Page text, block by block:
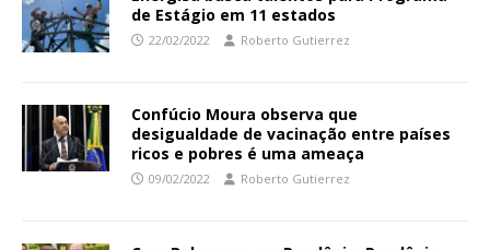
de Estágio em 11 estados
22/02/2022 Roberto Gutierrez
Confúcio Moura observa que
desigualdade de vacinação entre países
ricos e pobres é uma ameaça
09/02/2022 Roberto Gutierrez